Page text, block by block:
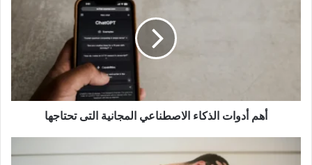
أهم أدوات الذكاء الاصطناعي المجانية التى تحتاجها
نقص